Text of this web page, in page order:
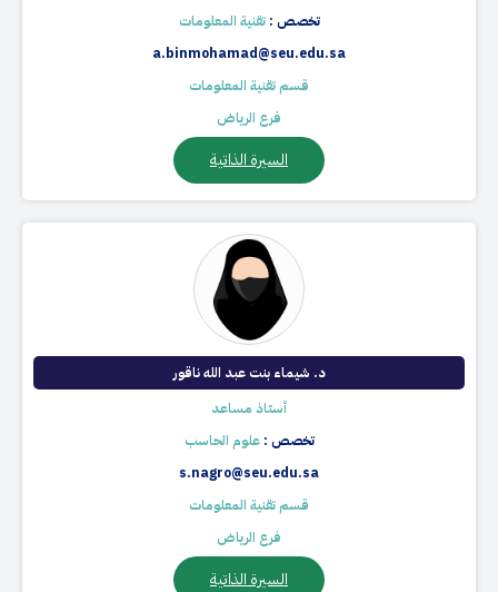
تخصص :تقنية المعلومات
a.binmohamad@seu.edu.sa
قسم تقنية المعلومات
فرع الرياض
السيرة الذاتية
​د. شيماء بنت عبد الله ناقور
أستاذ مساعد
تخصص :علوم الحاسب
s.nagro@seu.edu.sa
قسم تقنية المعلومات
فرع الرياض
السيرة الذاتية